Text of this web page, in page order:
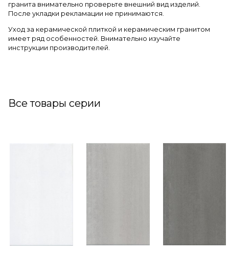
гранита внимательно проверьте внешний вид изделий.
После укладки рекламации не принимаются.
Уход за керамической плиткой и керамическим гранитом
имеет ряд особенностей. Внимательно изучайте
инструкции производителей.
Все товары серии